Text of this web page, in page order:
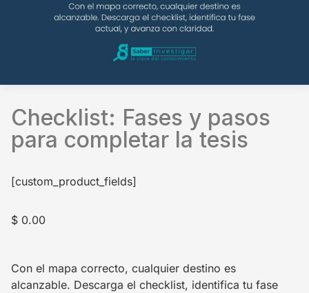
Checklist: Fases y pasos
para completar la tesis
[custom_product_fields]
$ 0.00
Con el mapa correcto, cualquier destino es
alcanzable. Descarga el checklist, identifica tu fase